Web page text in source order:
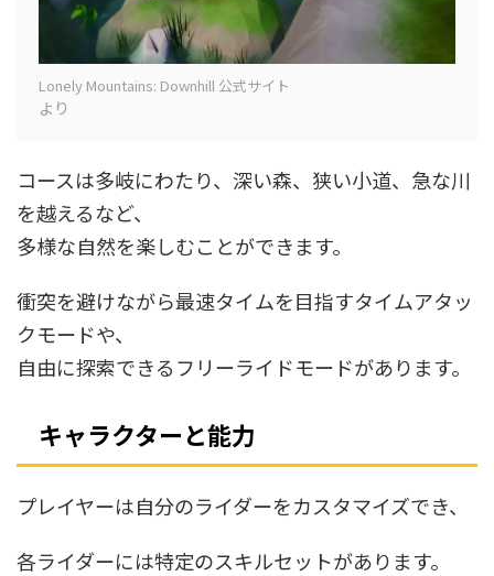
Lonely Mountains: Downhill 公式サイト
より
コースは多岐にわたり、深い森、狭い小道、急な川
を越えるなど、
多様な自然を楽しむことができます。
衝突を避けながら最速タイムを目指すタイムアタッ
クモードや、
自由に探索できるフリーライドモードがあります。
キャラクターと能力
プレイヤーは自分のライダーをカスタマイズでき、
各ライダーには特定のスキルセットがあります。